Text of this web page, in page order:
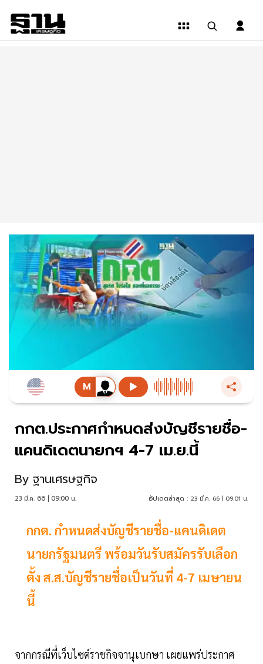
กกต.ประกาศกำหนดส่งบัญชีรายชื่อ-
แคนดิเดตนายกฯ 4-7 เม.ย.นี้
By ฐานเศรษฐกิจ
23 มี.ค. 66 | 09:00 น. อัปเดตล่าสุด : 23 มี.ค. 66 | 09:01 น.
กกต. กำหนดส่งบัญชีรายชื่อ-แคนดิเดต
นายกรัฐมนตรี พร้อมวันรับสมัครรับเลือก
ตั้ง ส.ส.บัญชีรายชื่อเป็นวันที่ 4-7 เมษายน
นี้
จากกรณีที่เว็บไซต์ราชกิจจานุเบกษา เผยแพร่ประกาศ